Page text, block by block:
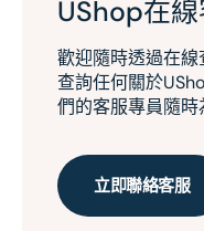
UShop在
歡迎隨時透過在
查詢任何關於
們的客服專員隨時
立即聯絡客服